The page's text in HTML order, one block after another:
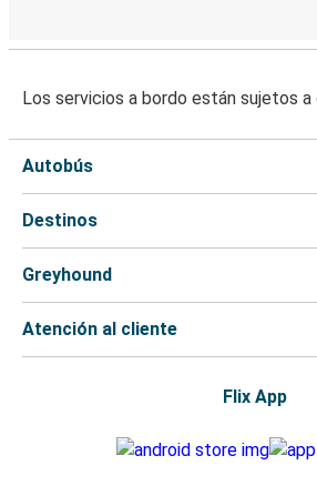
Los servicios a bordo están sujetos a
Autobús
Destinos
Greyhound
Atención al cliente
Flix App